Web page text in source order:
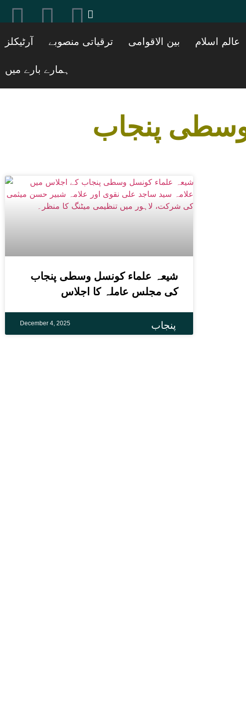
عالم اسلام بین الاقوامی ترقیاتی منصوبے آرٹیکلز
ہمارے بارے میں
پنجاب
پنجاب
شیعہ علماء کونسل وسطی پنجاب
کی مجلس عاملہ کا اجلاس
December 4, 2025